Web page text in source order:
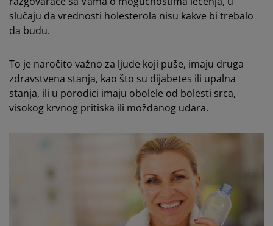
slučaju da vrednosti holesterola nisu kakve bi trebalo
da budu.
To je naročito važno za ljude koji puše, imaju druga
zdravstvena stanja, kao što su dijabetes ili upalna
stanja, ili u porodici imaju obolele od bolesti srca,
visokog krvnog pritiska ili moždanog udara.